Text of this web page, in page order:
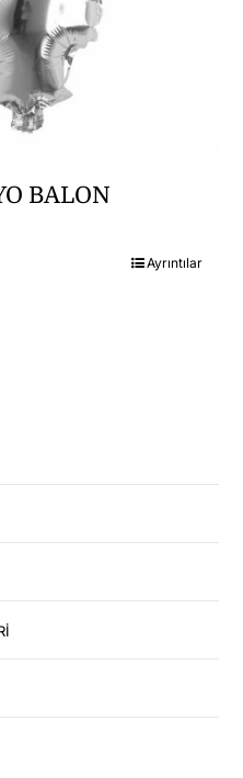
BALON
Ayrıntılar